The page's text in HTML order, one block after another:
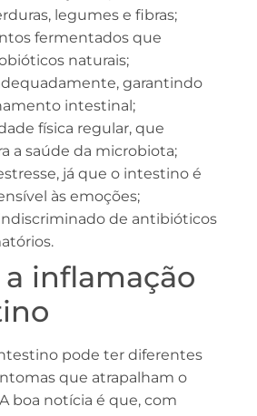
legumes e fibras;
fermentados que
naturais;
garantindo
intestinal;
física regular, que
a saúde da microbiota;
já que o intestino é
às emoções;
de antibióticos
inflamação
pode ter diferentes
que atrapalham o
boa notícia é que, com